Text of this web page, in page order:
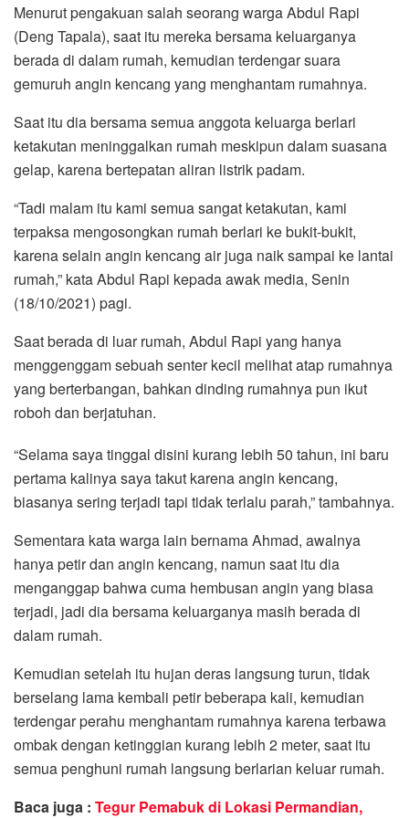
Menurut pengakuan salah seorang warga Abdul Rapi
(Deng Tapala), saat itu mereka bersama keluarganya
berada di dalam rumah, kemudian terdengar suara
gemuruh angin kencang yang menghantam rumahnya.
Saat itu dia bersama semua anggota keluarga berlari
ketakutan meninggalkan rumah meskipun dalam suasana
gelap, karena bertepatan aliran listrik padam.
“Tadi malam itu kami semua sangat ketakutan, kami
terpaksa mengosongkan rumah berlari ke bukit-bukit,
karena selain angin kencang air juga naik sampai ke lantai
rumah,” kata Abdul Rapi kepada awak media, Senin
(18/10/2021) pagi.
Saat berada di luar rumah, Abdul Rapi yang hanya
menggenggam sebuah senter kecil melihat atap rumahnya
yang berterbangan, bahkan dinding rumahnya pun ikut
roboh dan berjatuhan.
“Selama saya tinggal disini kurang lebih 50 tahun, ini baru
pertama kalinya saya takut karena angin kencang,
biasanya sering terjadi tapi tidak terlalu parah,” tambahnya.
Sementara kata warga lain bernama Ahmad, awalnya
hanya petir dan angin kencang, namun saat itu dia
menganggap bahwa cuma hembusan angin yang biasa
terjadi, jadi dia bersama keluarganya masih berada di
dalam rumah.
Kemudian setelah itu hujan deras langsung turun, tidak
berselang lama kembali petir beberapa kali, kemudian
terdengar perahu menghantam rumahnya karena terbawa
ombak dengan ketinggian kurang lebih 2 meter, saat itu
semua penghuni rumah langsung berlarian keluar rumah.
Baca juga : Tegur Pemabuk di Lokasi Permandian,